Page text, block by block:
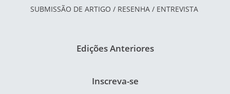
SUBMISSÃO DE ARTIGO / RESENHA / ENTREVISTA
Edições Anteriores
Inscreva-se